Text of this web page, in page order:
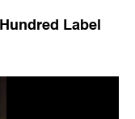
Label